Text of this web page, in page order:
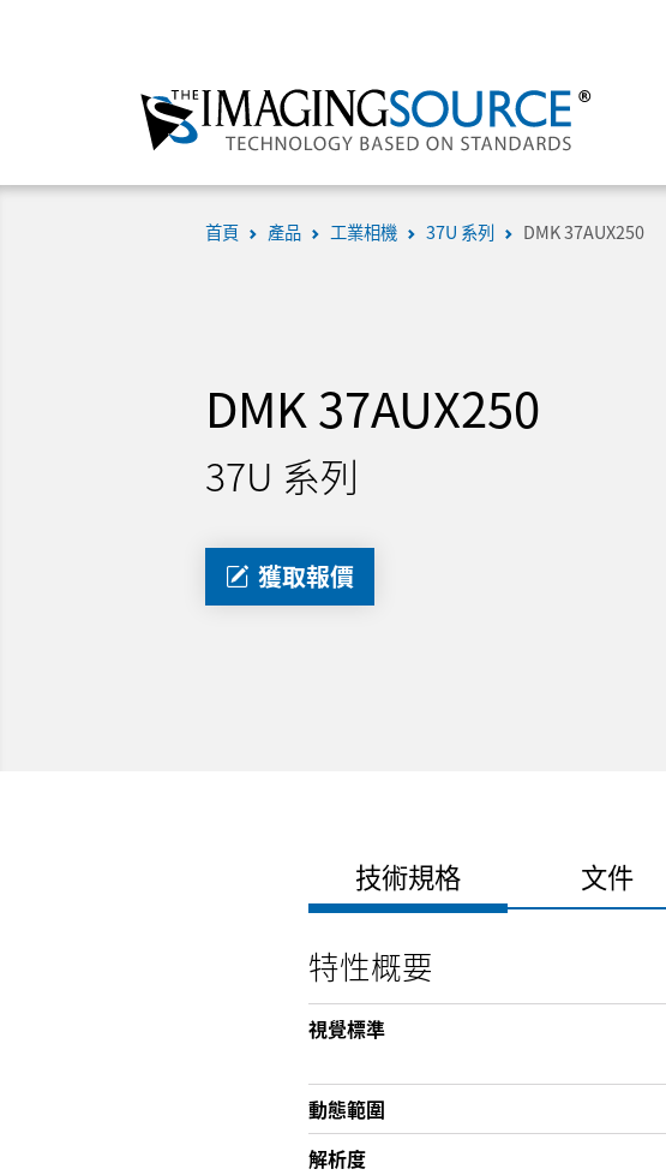
首頁 產品 工業相機 37U 系列 DMK 37AUX250
DMK 37AUX250
37U 系列
獲取報價
技術規格 文件
特性概要
視覺標準
動態範圍
解析度